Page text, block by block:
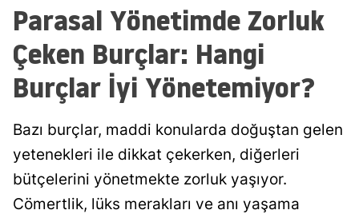
Parasal Yönetimde Zorluk
Çeken Burçlar: Hangi
Burçlar İyi Yönetemiyor?
Bazı burçlar, maddi konularda doğuştan gelen
yetenekleri ile dikkat çekerken, diğerleri
bütçelerini yönetmekte zorluk yaşıyor.
Cömertlik, lüks merakları ve anı yaşama